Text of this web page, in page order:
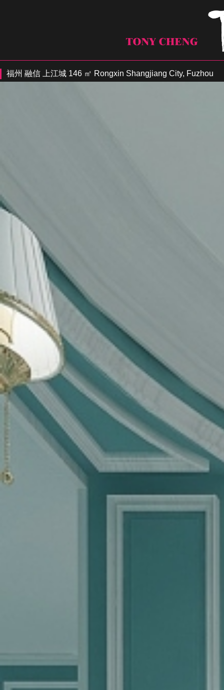
福州 融信 上江城 146 ㎡ Rongxin Shangjiang City, Fuzhou